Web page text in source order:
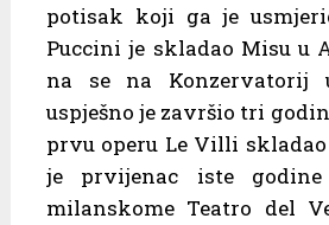
potisak koji ga je
Puccini je skladao Misu u
na se na Konzervatorij
uspješno je završio tri
prvu operu Le Villi skladao
je prvijenac iste
milanskome Teatro del